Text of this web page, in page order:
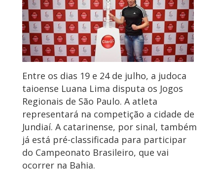
Entre os dias 19 e 24 de julho, a judoca
taioense Luana Lima disputa os Jogos
Regionais de São Paulo. A atleta
representará na competição a cidade de
Jundiaí. A catarinense, por sinal, também
já está pré-classificada para participar
do Campeonato Brasileiro, que vai
ocorrer na Bahia.